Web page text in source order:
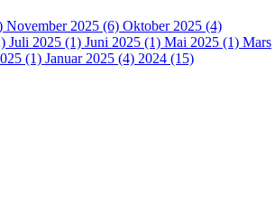
November 2025 (6) Oktober 2025 (4)
Juli 2025 (1) Juni 2025 (1) Mai 2025 (1) Mars
(1) Januar 2025 (4) 2024 (15)